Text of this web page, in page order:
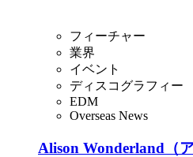
フィーチャー
業界
イベント
ディスコグラフィー
EDM
Overseas News
Alison Wonderland（